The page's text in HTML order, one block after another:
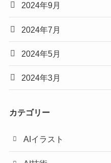
2024年9月
2024年7月
2024年5月
2024年3月
カテゴリー
AIイラスト